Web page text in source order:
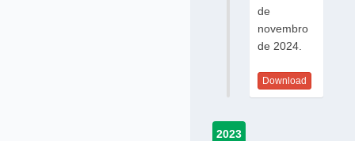
de
novembro
de 2024.
Download
2023